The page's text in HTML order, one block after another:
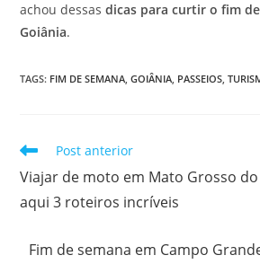
achou dessasdicas para curtir o fim
Goiânia.
TAGS: FIM DE SEMANA, GOIÂNIA, PASSEIOS,
Leia
artigos
Post anterior
Viajar de moto em Mato Grosso
aqui 3 roteiros incríveis
Fim de semana em Campo